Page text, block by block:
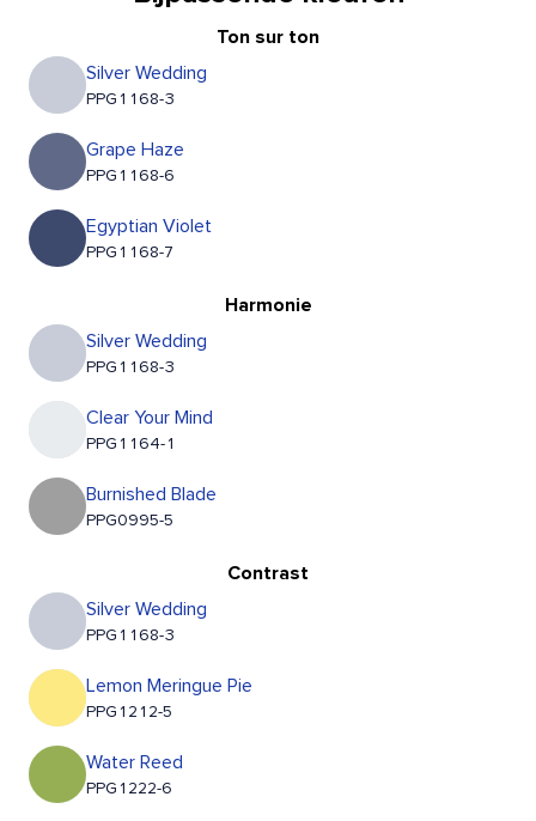
Ton sur ton
Silver Wedding
PPG1168-3
Grape Haze
PPG1168-6
Egyptian Violet
PPG1168-7
Harmonie
Silver Wedding
PPG1168-3
Clear Your Mind
PPG1164-1
Burnished Blade
PPG0995-5
Contrast
Silver Wedding
PPG1168-3
Lemon Meringue Pie
PPG1212-5
Water Reed
PPG1222-6